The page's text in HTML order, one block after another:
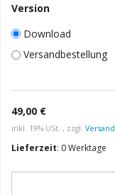
Version
Download
Versandbestellung
49,00 €
inkl. 19% USt. , zzgl. Versand
Lieferzeit: 0 Werktage